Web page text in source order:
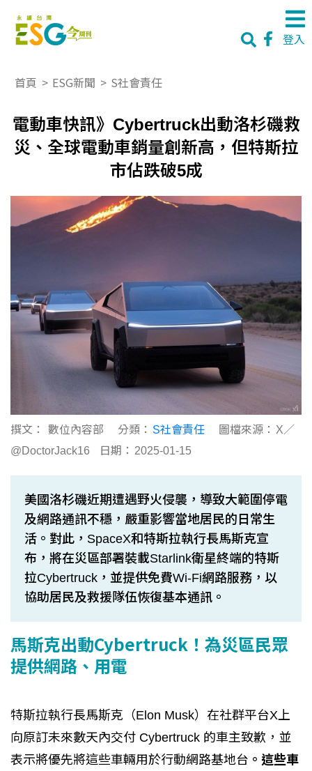
登入
首頁 > ESG新聞 > S社會責任
電動車快訊》Cybertruck出動洛杉磯救
災、全球電動車銷量創新高，但特斯拉
市佔跌破5成
撰文： 數位內容部 分類： S社會責任 圖檔來源： X／
@DoctorJack16
日期： 2025-01-15
美國洛杉磯近期遭遇野火侵襲，導致大範圍停電
及網路通訊不穩，嚴重影響當地居民的日常生
活。對此，SpaceX和特斯拉執行長馬斯克宣
布，將在災區部署裝載Starlink衛星終端的特斯
拉Cybertruck，並提供免費Wi-Fi網路服務，以
協助居民及救援隊伍恢復基本通訊。
馬斯克出動Cybertruck！為災區民眾
提供網路、用電
特斯拉執行長馬斯克（Elon Musk）在社群平台X上
向原訂未來數天內交付 Cybertruck 的車主致歉，並
表示將優先將這些車輛用於行動網路基地台 。這些車